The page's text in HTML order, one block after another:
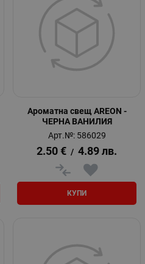
Ароматна свещ AREON -
ЧЕРНА ВАНИЛИЯ
Арт.№: 586029
2.50 € / 4.89 лв.
КУПИ